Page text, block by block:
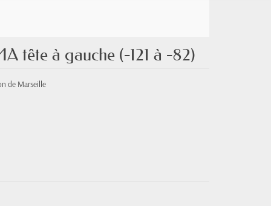
tête à gauche (-121 à -82)
de Marseille